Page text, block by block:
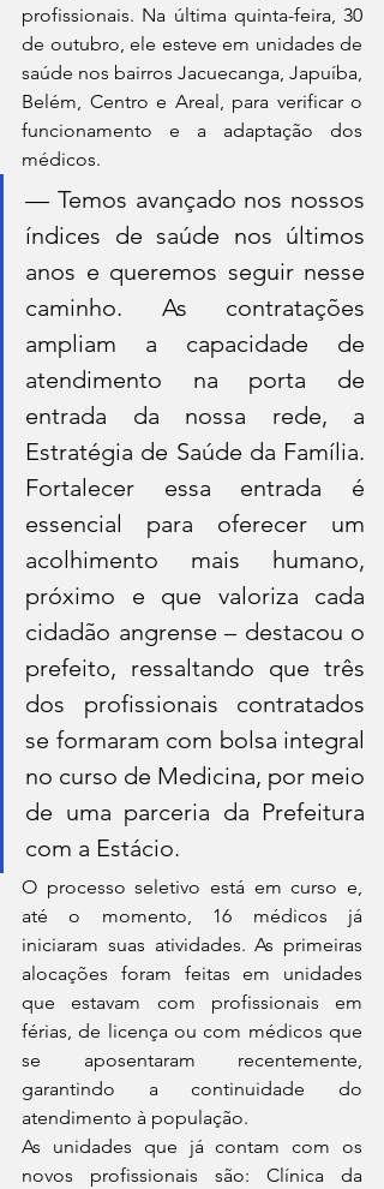
profissionais. Na última quinta-feira, 30
de outubro, ele esteve em unidades de
saúde nos bairros Jacuecanga, Japuíba,
Belém, Centro e Areal, para verificar o
funcionamento e a adaptação dos
médicos.
— Temos avançado nos nossos
índices de saúde nos últimos
anos e queremos seguir nesse
caminho. As contratações
ampliam a capacidade de
atendimento na porta de
entrada da nossa rede, a
Estratégia de Saúde da Família.
Fortalecer essa entrada é
essencial para oferecer um
acolhimento mais humano,
próximo e que valoriza cada
cidadão angrense – destacou o
prefeito, ressaltando que três
dos profissionais contratados
se formaram com bolsa integral
no curso de Medicina, por meio
de uma parceria da Prefeitura
com a Estácio.
O processo seletivo está em curso e,
até o momento, 16 médicos já
iniciaram suas atividades. As primeiras
alocações foram feitas em unidades
que estavam com profissionais em
férias, de licença ou com médicos que
se aposentaram recentemente,
garantindo a continuidade do
atendimento à população.
As unidades que já contam com os
novos profissionais são: Clínica da